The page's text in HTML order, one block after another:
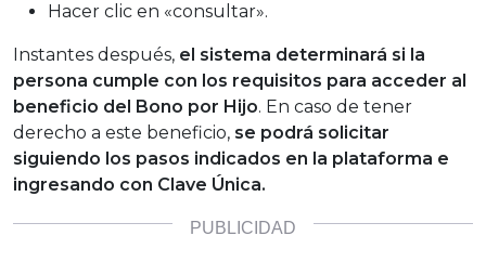
Hacer clic en «consultar».
Instantes después, el sistema determinará si la
persona cumple con los requisitos para acceder al
beneficio del Bono por Hijo. En caso de tener
derecho a este beneficio, se podrá solicitar
siguiendo los pasos indicados en la plataforma e
ingresando con Clave Única.